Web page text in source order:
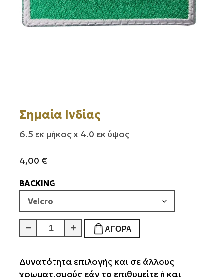
Σημαία Ινδίας
6.5 εκ μήκος x 4.0 εκ ύψος
4,00 €
BACKING
−
Σημαία
Ινδίας
+ ΑΓΟΡΆ
Δυνατότητα επιλογής και σε άλλους
χρωματισμούς εάν το επιθυμείτε ή και